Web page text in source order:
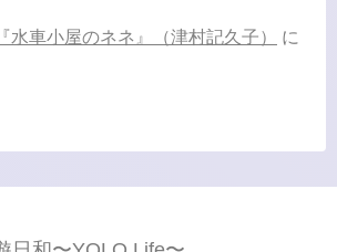
水車小屋のネネ』（津村記久子）
に